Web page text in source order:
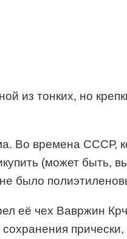
из тонких, но
Во времена СССР,
(может быть,
было
её чех Вавржин
прически,